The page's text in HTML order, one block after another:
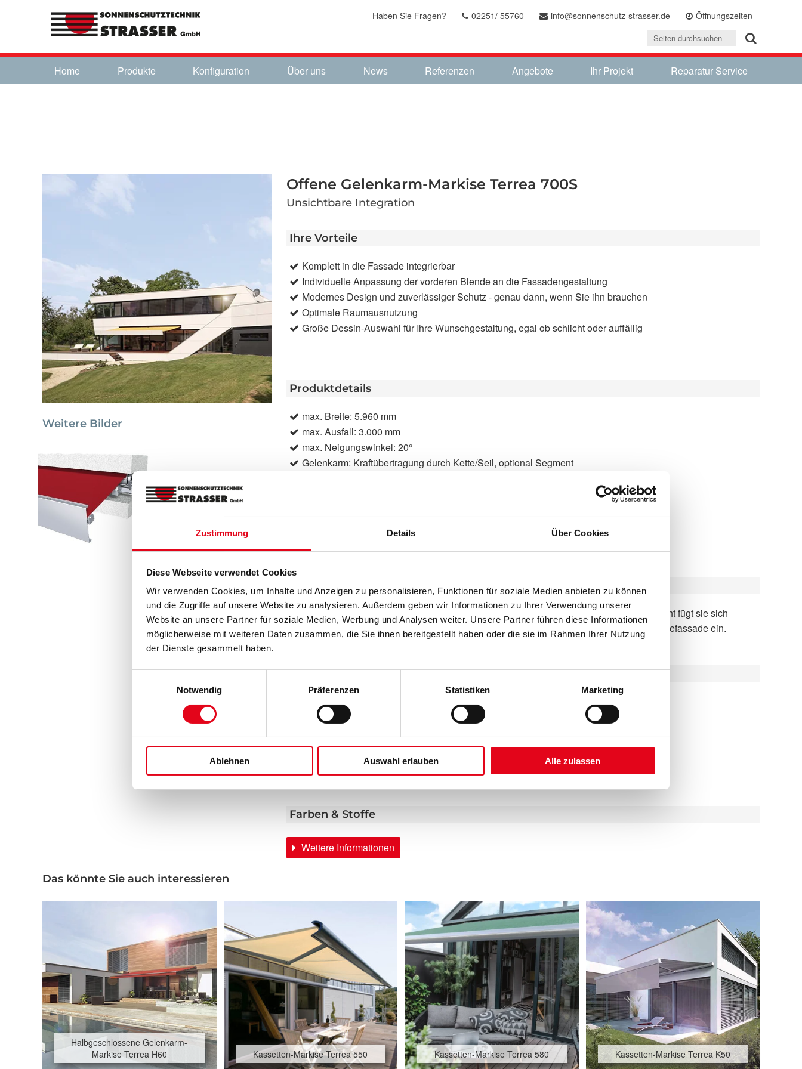
Zustimmung Details Über Cookies
Diese Webseite verwendet Cookies
Wir verwenden Cookies, um Inhalte und Anzeigen zu personalisieren, Funktionen für soziale Medien anbieten zu können
und die Zugriffe auf unsere Website zu analysieren. Außerdem geben wir Informationen zu Ihrer Verwendung unserer
Website an unsere Partner für soziale Medien, Werbung und Analysen weiter. Unsere Partner führen diese Informationen
möglicherweise mit weiteren Daten zusammen, die Sie ihnen bereitgestellt haben oder die sie im Rahmen Ihrer Nutzung
der Dienste gesammelt haben.
Notwendig
Präferenzen Statistiken Marketing
Ablehnen Auswahl erlauben Alle zulassen
Haben Sie Fragen? 02251/ 55760 info@sonnenschutz-strasser.de Öffnungszeiten
Home Produkte Konfiguration Über uns News Referenzen Angebote Ihr Projekt Reparatur Service
Offene Gelenkarm-Markise Terrea 700S
Unsichtbare Integration
Ihre Vorteile
Komplett in die Fassade integrierbar
Individuelle Anpassung der vorderen Blende an die Fassadengestaltung
Modernes Design und zuverlässiger Schutz - genau dann, wenn Sie ihn brauchen
Optimale Raumausnutzung
Große Dessin-Auswahl für Ihre Wunschgestaltung, egal ob schlicht oder auffällig
Produktdetails
max. Breite: 5.960 mm
max. Ausfall: 3.000 mm
max. Neigungswinkel: 20°
Gelenkarm: Kraftübertragung durch Kette/Seil, optional Segment
Produktbeschreibung
Mit dieser Gelenkarm-Markise schaffen Sie jederzeit
ein angenehmes Schattenplätzchen. Dank der
unsichtbaren Montage im Schacht fügt sie sich
besonders dezent in die Gebäudefassade ein.
Brillante Extras
Bedienung mittels WMS Sender
WMS Windsensor schützt die Markise bei starkem Wind
Weitere Informationen zu Ausstattungsextras Terrea Terrassen-Markisen
Farben & Stoffe
Weitere Informationen
Weitere Bilder
Das könnte Sie auch interessieren
Halbgeschlossene Gelenkarm-
Markise Terrea H60
Kassetten-Markise Terrea 550 Kassetten-Markise Terrea 580 Kassetten-Markise Terrea K50